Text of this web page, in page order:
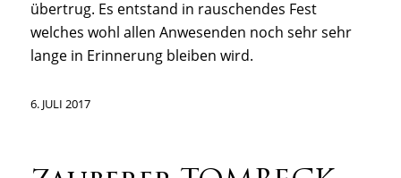
übertrug. Es entstand in rauschendes Fest
welches wohl allen Anwesenden noch sehr sehr
lange in Erinnerung bleiben wird.
6. JULI 2017